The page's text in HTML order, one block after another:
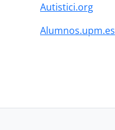
Autistici.org
Alumnos.upm.es